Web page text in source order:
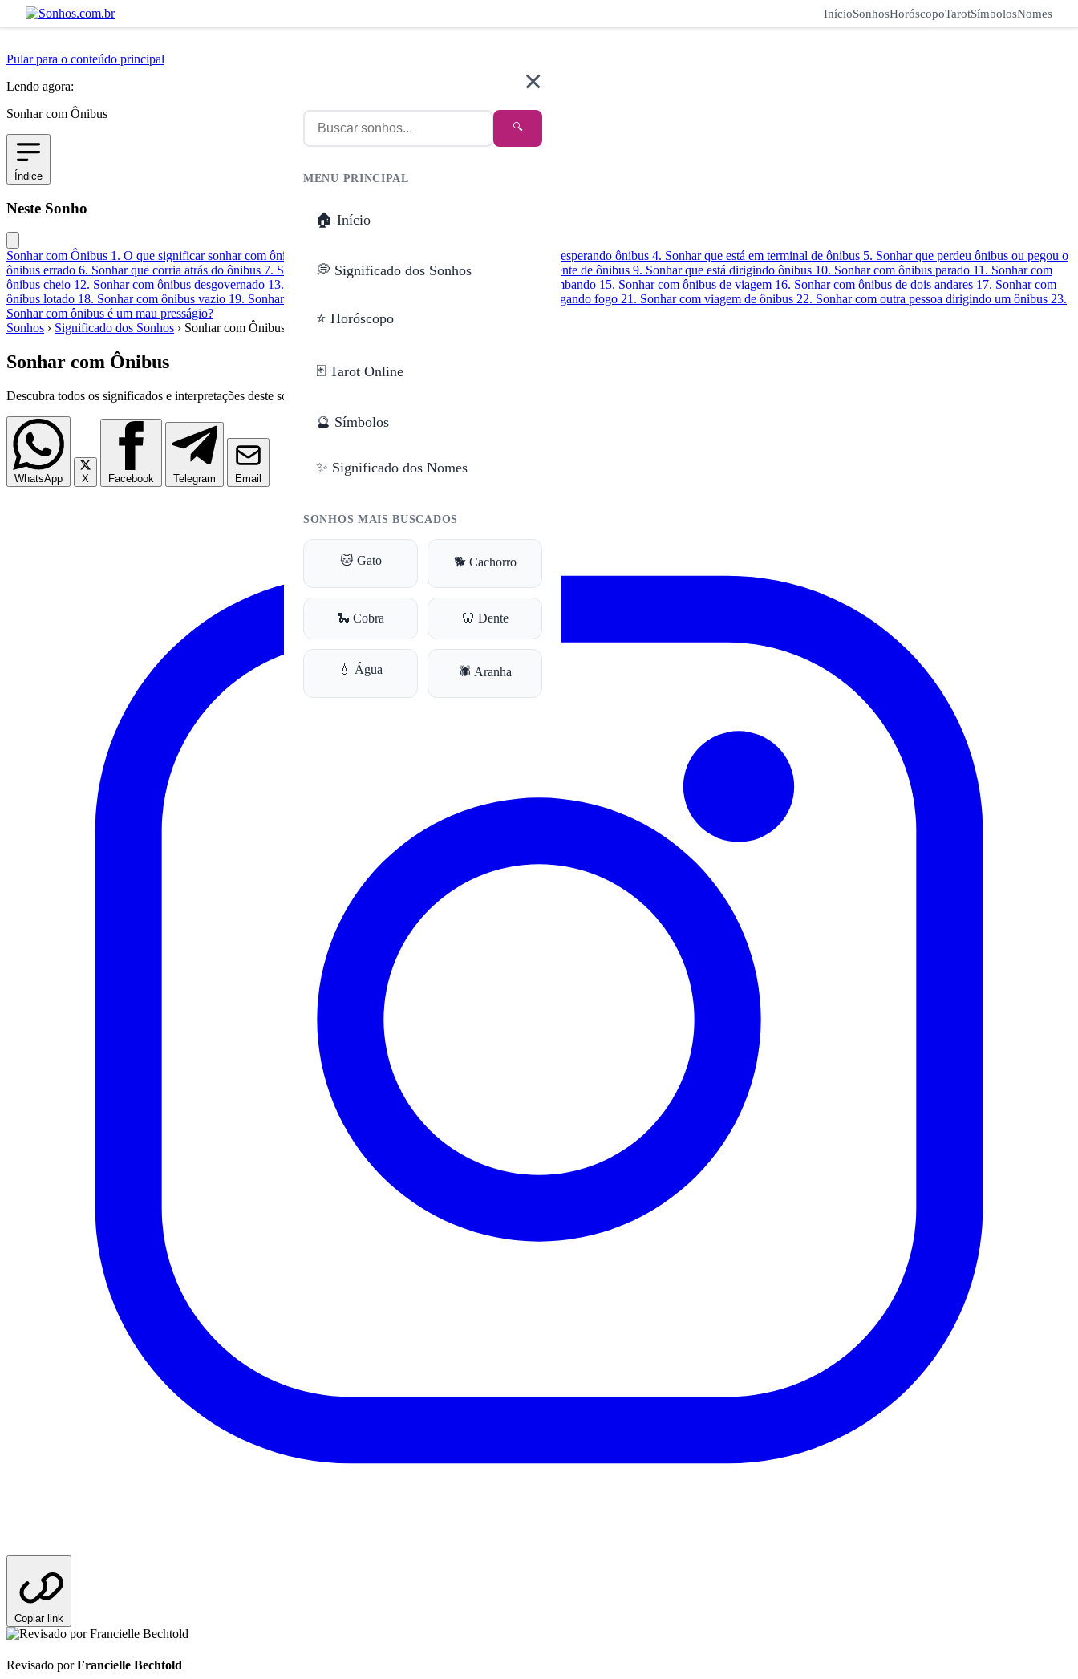
InícioSonhosHoróscopoTarotSímbolosNomes
×
🔍
MENU PRINCIPAL
🏠 Início
💭 Significado dos Sonhos
⭐ Horóscopo
🃏 Tarot Online
🔮 Símbolos
✨ Significado dos Nomes
SONHOS MAIS BUSCADOS
🐱 Gato 🐕 Cachorro
🐍 Cobra 🦷 Dente
💧 Água 🕷️ Aranha
Pular para o conteúdo principal
Lendo agora:
Sonhar com Ônibus
Índice
Neste Sonho
Sonhar com Ônibus 1. O que significar sonhar com ônibus? 3. Sonhar que está esperando ônibus 4. Sonhar que está em terminal de ônibus 5. Sonhar que perdeu ônibus ou pegou o
ônibus errado 6. Sonhar que corria atrás do ônibus 7. Sonhar que está andando de ônibus8. Sonhar com acidente de ônibus 9. Sonhar que está dirigindo ônibus 10. Sonhar com ônibus parado 11. Sonhar com
ônibus cheio 12. Sonhar com ônibus desgovernado 13. Sonhar com ônibus caindo 14. Sonhar com ônibus tombando 15. Sonhar com ônibus de viagem 16. Sonhar com ônibus de dois andares 17. Sonhar com
ônibus lotado 18. Sonhar com ônibus vazio 19. Sonhar com ônibus em movimento 20. Sonhar com ônibus pegando fogo 21. Sonhar com viagem de ônibus 22. Sonhar com outra pessoa dirigindo um ônibus 23.
Sonhar com ônibus é um mau presságio?
Sonhos › Significado dos Sonhos › Sonhar com Ônibus
Sonhar com Ônibus
Descubra todos os significados e interpretações deste sonho.
WhatsApp X Facebook Telegram Email
Copiar link
Revisado porFrancielle Bechtold